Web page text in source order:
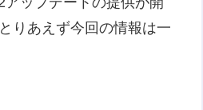
りあえず今回の情報は一